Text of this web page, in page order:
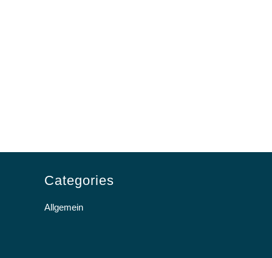
Categories
Allgemein